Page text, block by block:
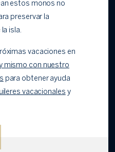
estos monos no
preservar la
isla.
vacaciones en
mismo con nuestro
para obtener ayuda
vacacionales y